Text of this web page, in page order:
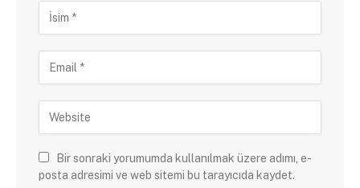
Bir sonraki yorumumda kullanılmak üzere adımı, e-
posta adresimi ve web sitemi bu tarayıcıda kaydet.